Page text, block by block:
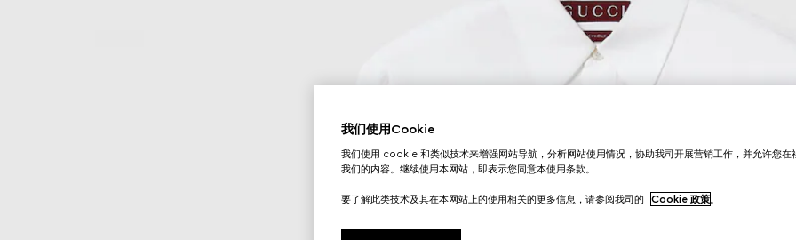
我们使用Cookie
我们使用 cookie 和类似技术来增强网站导航，分析网站使用情况，协助我司开展营销工作，并允许您在
我们的内容。继续使用本网站，即表示您同意本使用条款。
要了解此类技术及其在本网站上的使用相关的更多信息，请参阅我司的 Cookie 政策。